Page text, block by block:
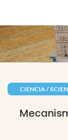
CIENCIA /